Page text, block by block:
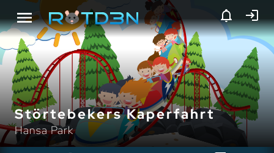
Störtebekers Kaperfahrt
Hansa Park